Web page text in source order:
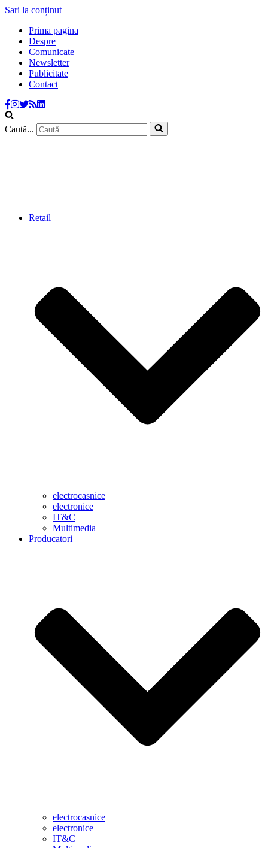
Sari la conținut
Prima pagina
Despre
Comunicate
Newsletter
Publicitate
Contact
Caută...
Retail
electrocasnice
electronice
IT&C
Multimedia
Producatori
electrocasnice
electronice
IT&C